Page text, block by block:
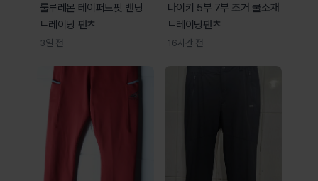
룰루레몬 테이퍼드핏 밴딩
트레이닝 팬츠
3일 전
나이키 5부 7부 조거 쿨소재
트레이닝팬츠
16시간 전